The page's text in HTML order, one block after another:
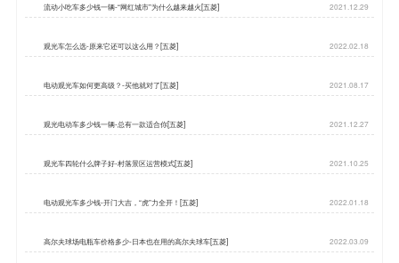
流动小吃车多少钱一辆-“网红城市”为什么越来越火[五菱] 2021.12.29
观光车怎么选-原来它还可以这么用？[五菱] 2022.02.18
电动观光车如何更高级？-买他就对了[五菱] 2021.08.17
观光电动车多少钱一辆-总有一款适合你[五菱] 2021.12.27
观光车四轮什么牌子好-村落景区运营模式[五菱] 2021.10.25
电动观光车多少钱-开门大吉，“虎”力全开！[五菱] 2022.01.18
高尔夫球场电瓶车价格多少-日本也在用的高尔夫球车[五菱] 2022.03.09